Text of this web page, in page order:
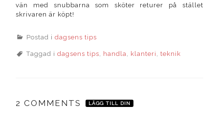
vän med snubbarna som sköter returer på stället
skrivaren är köpt!
Postad idagsens tips
Taggad idagsens tips, handla, klanteri ,teknik
2 COMMENTS LÄGG TILL DIN